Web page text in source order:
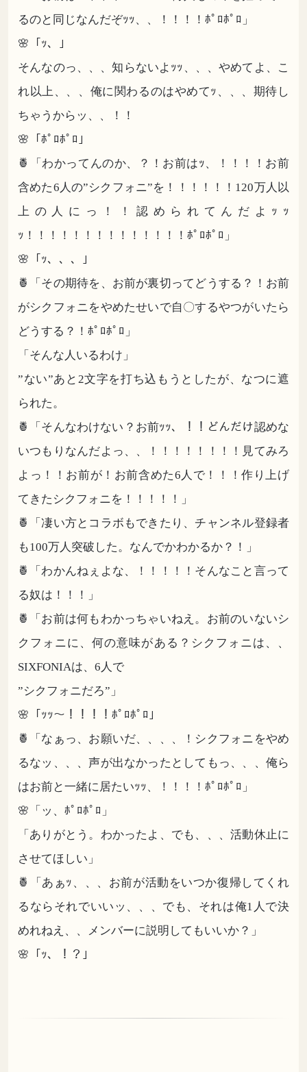
るのと同じなんだぞｯｯ、、！！！！ﾎﾟﾛﾎﾟﾛ」
🌸「ｯ、」
そんなのっ、、、知らないよｯｯ、、、やめてよ、こ
れ以上、、、俺に関わるのはやめてｯ、、、期待し
ちゃうからッ、、！！
🌸「ﾎﾟﾛﾎﾟﾛ」
🍍「わかってんのか、？！お前はｯ、！！！！お前
含めた6人の”シクフォニ”を！！！！！！120万人以
上の人にっ！！認められてんだよｯｯ
ｯ！！！！！！！！！！！！！！ﾎﾟﾛﾎﾟﾛ」
🌸「ｯ、、、」
🍍「その期待を、お前が裏切ってどうする？！お前
がシクフォニをやめたせいで自〇するやつがいたら
どうする？！ﾎﾟﾛﾎﾟﾛ」
「そんな人いるわけ」
”ない”あと2文字を打ち込もうとしたが、なつに遮
られた。
🍍「そんなわけない？お前ｯｯ、！！どんだけ認めな
いつもりなんだよっ、、！！！！！！！！見てみろ
よっ！！お前が！お前含めた6人で！！！作り上げ
てきたシクフォニを！！！！！」
🍍「凄い方とコラボもできたり、チャンネル登録者
も100万人突破した。なんでかわかるか？！」
🍍「わかんねぇよな、！！！！！そんなこと言って
る奴は！！！」
🍍「お前は何もわかっちゃいねえ。お前のいないシ
クフォニに、何の意味がある？シクフォニは、、
SIXFONIAは、6人で
”シクフォニだろ”」
🌸「ｯｯ～！！！！ﾎﾟﾛﾎﾟﾛ」
🍍「なぁっ、お願いだ、、、、！シクフォニをやめ
るなッ、、、声が出なかったとしてもっ、、、俺ら
はお前と一緒に居たいｯｯ、！！！！ﾎﾟﾛﾎﾟﾛ」
🌸「ッ、ﾎﾟﾛﾎﾟﾛ」
「ありがとう。わかったよ、でも、、、活動休止に
させてほしい」
🍍「あぁｯ、、、お前が活動をいつか復帰してくれ
るならそれでいいッ、、、でも、それは俺1人で決
めれねえ、、メンバーに説明してもいいか？」
🌸「ｯ、！？」